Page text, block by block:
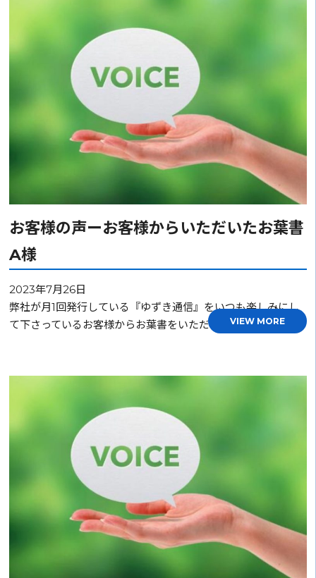
お客様の声ーお客様からいただいたお葉書
A様
2023年7月26日
弊社が月1回発行している『ゆずき通信』をいつも楽しみにし
て下さっているお客様からお葉書をいただきました。 …
VIEW MORE